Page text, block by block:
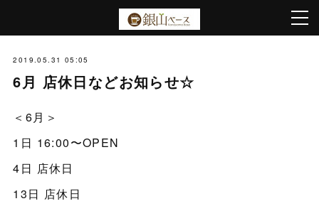
2019.05.31 05:05
6月 店休日などお知らせ☆
＜6月＞
1日 16:00〜OPEN
4日 店休日
13日 店休日